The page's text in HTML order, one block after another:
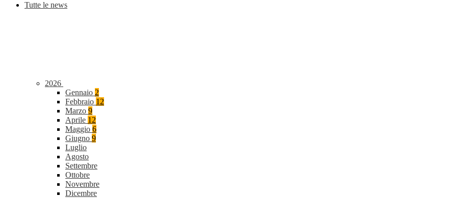
Tutte le news
2026
Gennaio 2
Febbraio 12
Marzo 9
Aprile 12
Maggio 6
Giugno 9
Luglio
Agosto
Settembre
Ottobre
Novembre
Dicembre